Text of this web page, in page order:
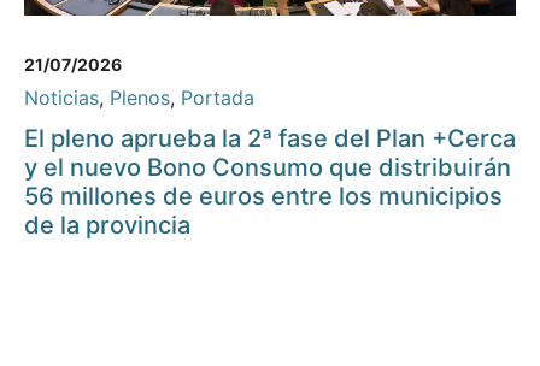
21/07/2026
Noticias, Plenos, Portada
El pleno aprueba la 2ª fase del Plan +Cerca
y el nuevo Bono Consumo que distribuirán
56 millones de euros entre los municipios
de la provincia